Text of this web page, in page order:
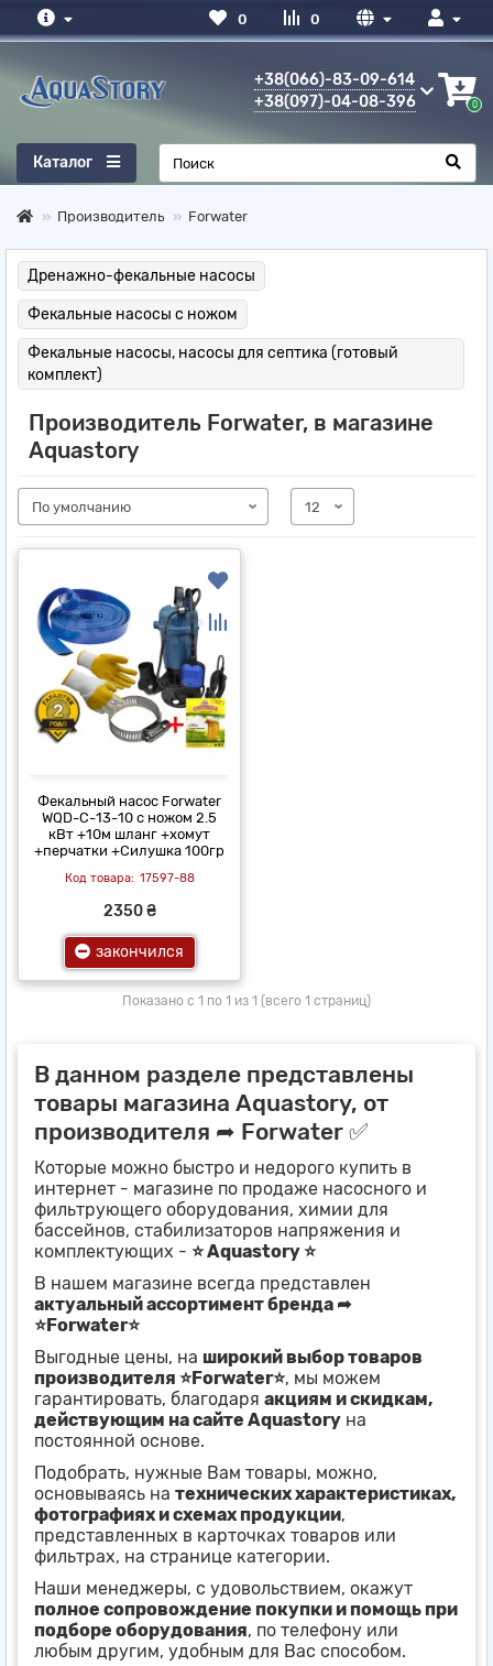
0
0
+38(066)-83-09-614
+38(097)-04-08-396
0
Каталог
Производитель Forwater
Дренажно-фекальные насосы
Фекальные насосы с ножом
Фекальные насосы, насосы для септика (готовый
комплект)
Производитель Forwater, в магазине
Aquastory
Фекальный насос Forwater
WQD-C-13-10 с ножом 2.5
кВт +10м шланг +хомут
+перчатки +Силушка 100гр
17597-88
2350 ₴
закончился
Показано с 1 по 1 из 1 (всего 1 страниц)
В данном разделе представлены
товары магазина Aquastory, от
производителя ➦ Forwater ✅
Которые можно быстро и недорого купить в
интернет - магазине по продаже насосного и
фильтрующего оборудования, химии для
бассейнов, стабилизаторов напряжения и
комплектующих - ⭐ Aquastory ⭐
В нашем магазине всегда представлен
актуальный ассортимент бренда ➦
⭐Forwater⭐
Выгодные цены, на широкий выбор товаров
производителя ⭐Forwater⭐, мы можем
гарантировать, благодаря акциям и скидкам,
действующим на сайте Aquastory на
постоянной основе.
Подобрать, нужные Вам товары, можно,
основываясь на технических характеристиках,
фотографиях и схемах продукции,
представленных в карточках товаров или
фильтрах, на странице категории.
Наши менеджеры, с удовольствием, окажут
полное сопровождение покупки и помощь при
подборе оборудования, по телефону или
любым другим, удобным для Вас способом.